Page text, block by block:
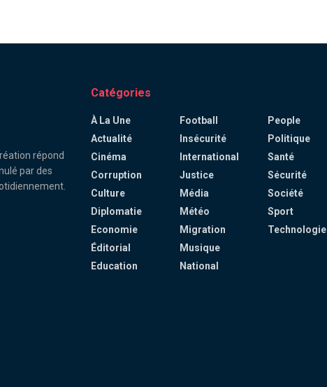
répond
par des
Catégories
À La Une
Actualité
Cinéma
Corruption
Culture
Diplomatie
Economie
Éditorial
Education
Football
Insécurité
International
Justice
Média
Météo
Migration
Musique
National
People
Politique
Santé
Sécurité
Société
Sport
Technologie